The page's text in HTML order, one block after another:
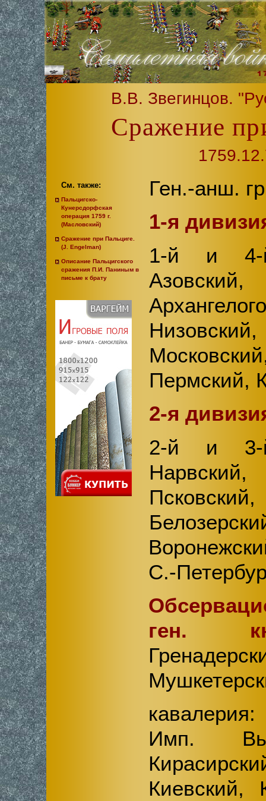
В.В. Звегинцов.
Сражение
См. также:
Пальцигско-
Кунерсдорфская
операция 1759 г.
(Масловский)
Сражение при Пальциге.
(J. Engelman)
Описание Пальцигского
сражения П.И. Паниным в
письме к брату
Ген.-анш.
1-я
1-й и 4-й
Азовский,
Пермский,
2-я
2-й и 3-й
С.-
ген.
Имп.
Киевский,